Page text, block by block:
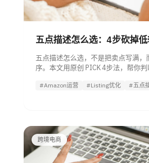
五点描述怎么选：4步砍掉
五点描述怎么选，不是把卖点写满，
序。本文用原创 PICK 4步法，帮你
Amazon 卖家与运营管理者直接套用
#Amazon运营 #Listing优化 #五点
跨境电商